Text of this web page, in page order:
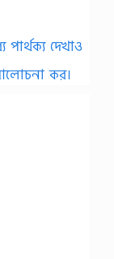
পার্থক্য দেখাও
আলোচনা কর।